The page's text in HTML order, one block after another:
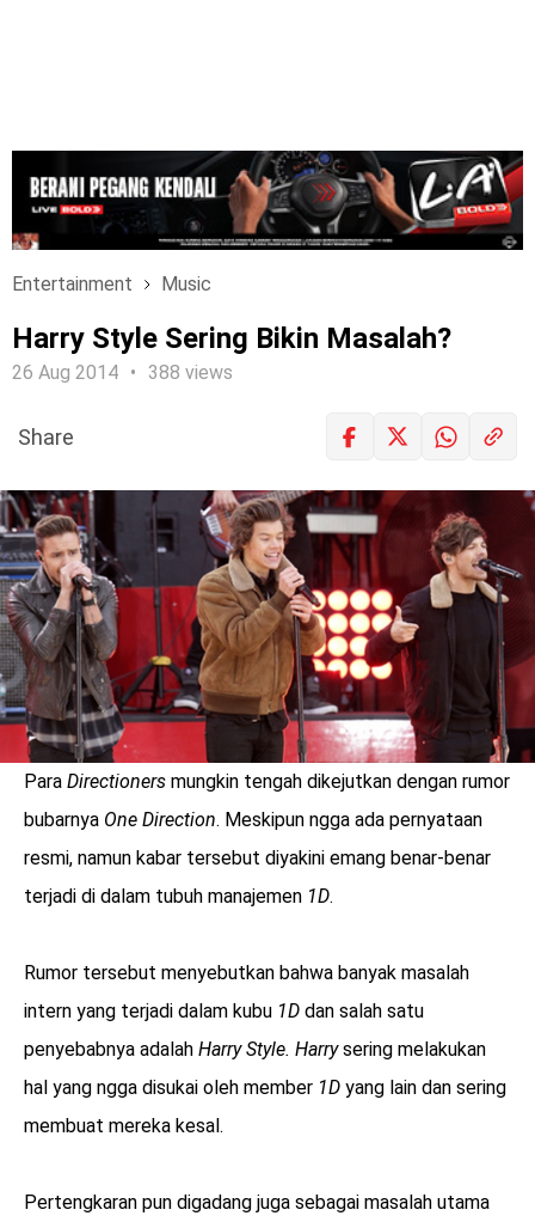
Entertainment Music
Harry Style Sering Bikin Masalah?
26 Aug 2014 388 views
menarik
LOGIN
Share
Para Directioners mungkin tengah dikejutkan dengan rumor
bubarnya One Direction. Meskipun ngga ada pernyataan
resmi, namun kabar tersebut diyakini emang benar-benar
terjadi di dalam tubuh manajemen 1D.
Rumor tersebut menyebutkan bahwa banyak masalah
intern yang terjadi dalam kubu 1D dan salah satu
penyebabnya adalah Harry Style. Harrysering melakukan
hal yang ngga disukai oleh member 1D yang lain dan sering
membuat mereka kesal.
Pertengkaran pun digadang juga sebagai masalah utama